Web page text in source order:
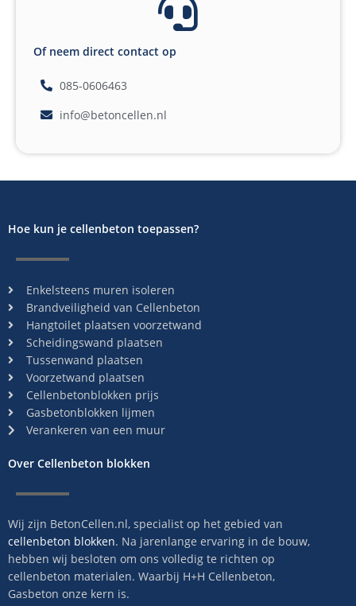
Of neem direct contact op
085-0606463
info@betoncellen.nl
Hoe kun je cellenbeton toepassen?
Enkelsteens muren isoleren
Brandveiligheid van Cellenbeton
Hangtoilet plaatsen voorzetwand
Scheidingswand plaatsen
Tussenwand plaatsen
Voorzetwand plaatsen
Cellenbetonblokken prijs
Gasbetonblokken lijmen
Verankeren van een muur
Over Cellenbeton blokken
Wij zijn BetonCellen.nl, specialist op het gebied van
cellenbeton blokken. Na jarenlange ervaring in de bouw,
hebben wij besloten om ons volledig te richten op
cellenbeton materialen. Waarbij H+H Cellenbeton,
Gasbeton onze kern is.